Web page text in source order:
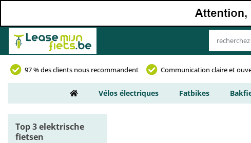
97 % des clients nous recommandent Communication claire et
Vélos électriques Fatbikes
Top 3 elektrische
fietsen